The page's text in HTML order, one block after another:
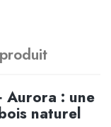
Aurora : une
naturel